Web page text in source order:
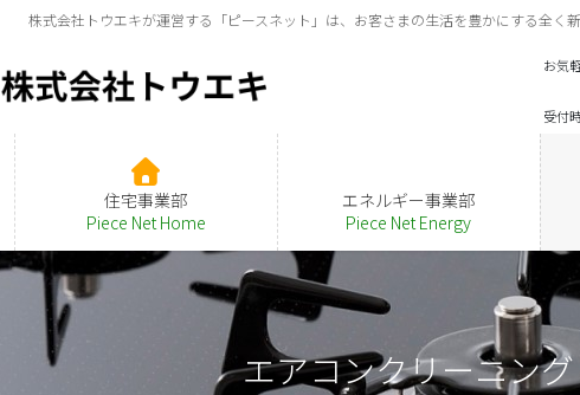
株式会社トウエキが運営する「ピースネット」は、お客さまの生活を豊かにする全く
お気
受付
住宅事業部
Piece Net Home
エネルギー事業部
Piece Net Energy
エアコンクリーニング